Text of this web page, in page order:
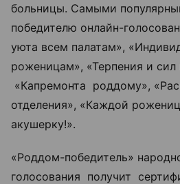
больницы. Самыми
победителю онлайн-
уюта всем палатам»,
роженицам», «Терпения и сил
«Капремонта роддому»,
отделения», «Каждой
акушерку!».
«Роддом-победитель»
голосования получит